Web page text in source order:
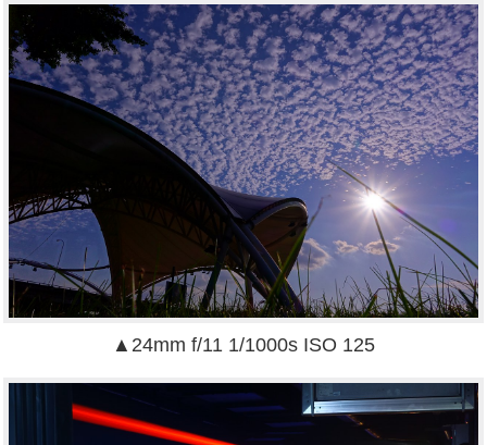
▲24mm f/11 1/1000s ISO 125